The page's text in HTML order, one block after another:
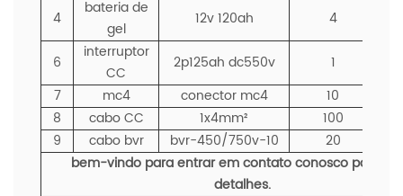
4
bateria de
gel
12v 120ah 4
6
interruptor
CC
2p125ah dc550v 1
7
mc4 conector mc4 10
8
cabo CC 1x4mm² 100
9
cabo bvr bvr-450/750v-10 20
bem-vindo para entrar em contato conosco para
detalhes.